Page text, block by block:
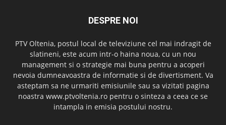
DESPRE NOI
PTV Oltenia, postul local de televiziune cel mai indragit de
slatineni, este acum intr-o haina noua, cu un nou
management si o strategie mai buna pentru a acoperi
nevoia dumneavoastra de informatie si de divertisment. Va
asteptam sa ne urmariti emisiunile sau sa vizitati pagina
noastra www.ptvoltenia.ro pentru o sinteza a ceea ce se
intampla in emisia postului nostru.